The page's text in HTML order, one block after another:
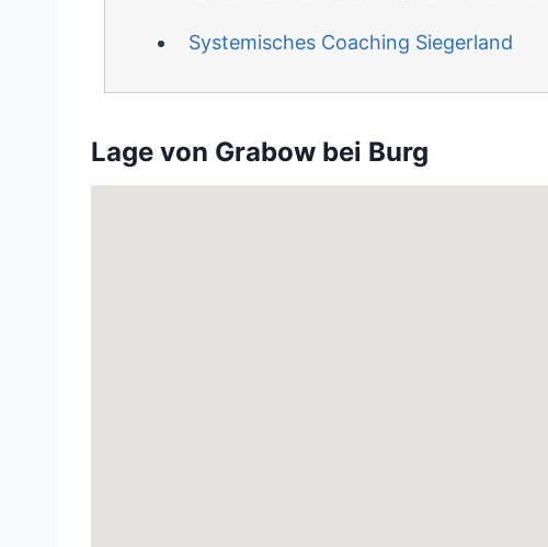
Systemisches Coaching Siegerland
Lage von Grabow bei Burg